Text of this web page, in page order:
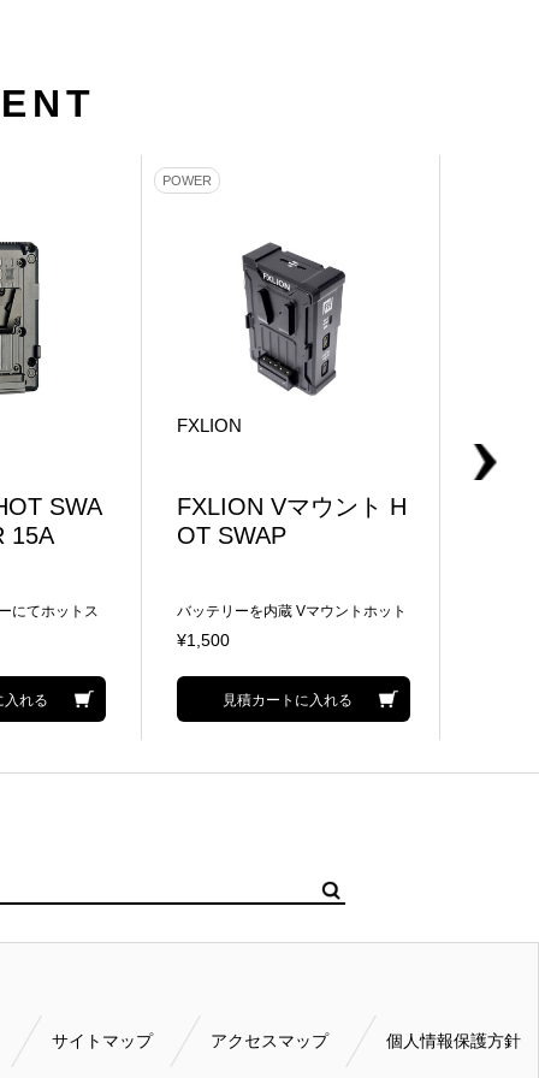
SWA
15A
にてホットス
入れる
POWER
FXLION
FXLION Vマウント H
OT SWAP
バッテリーを内蔵 Vマウントホット
出力×1、出力×2)、D-Tap出力2
¥1,500
見積カートに入れる
サイトマップ アクセスマップ 個人情報保護方針